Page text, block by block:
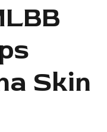
Skin